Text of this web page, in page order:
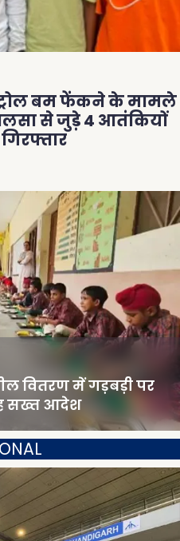
बम फेंकने के मामले
से जुड़े 4 आतंकियों
वितरण में गड़बड़ी पर
सख्त आदेश